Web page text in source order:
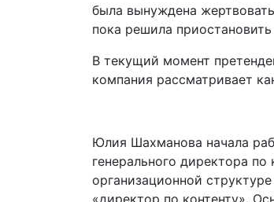
была вынуждена
пока решила
В текущий момент
компания рассматривает
Юлия Шахманова начала
генерального директора
организационной
«директор по контенту».